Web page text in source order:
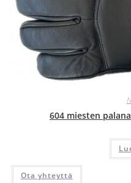
604 miesten
Ota yhteyttä